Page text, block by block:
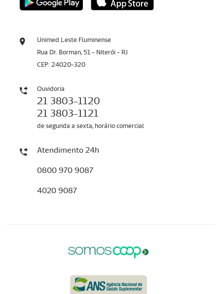
Unimed Leste Fluminense
Rua Dr. Borman, 51 - Niterói - RJ
CEP: 24020-320
Ouvidoria
21 3803-1120
21 3803-1121
de segunda a sexta, horário comercial
Atendimento 24h
0800 970 9087
4020 9087